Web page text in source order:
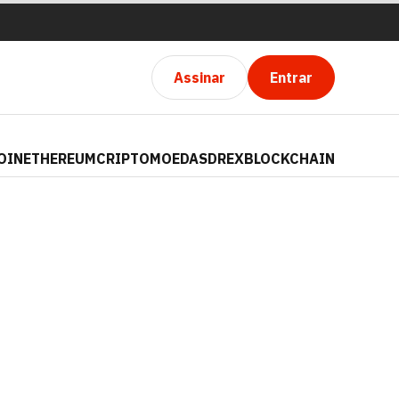
Assinar Entrar
ETHEREUMCRIPTOMOEDASDREXBLOCKCHAIN